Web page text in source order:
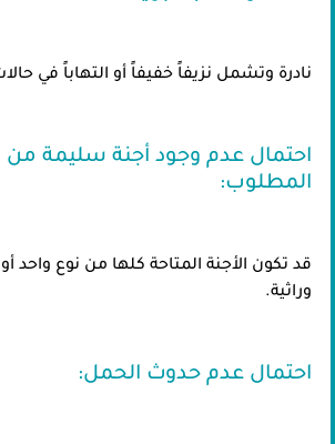
نادرة وتشمل نزيفاً خفيفاً أو التهاباً في
احتمال عدم وجود أجنة سليمة من
المطلوب:
قد تكون الأجنة المتاحة كلها من نوع واحد
وراثية.
احتمال عدم حدوث الحمل: